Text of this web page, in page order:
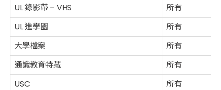
UL 錄影帶 – VHS
所有
UL 進學園
所有
大學檔案
所有
通識教育特藏
所有
USC
所有